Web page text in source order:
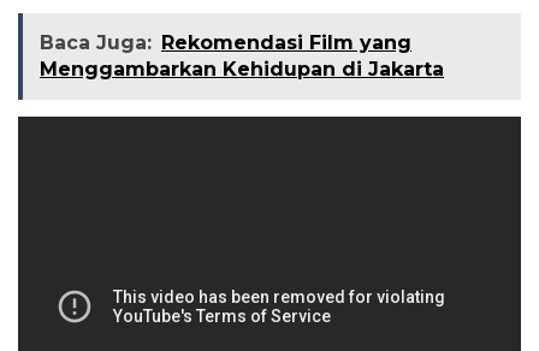
Baca Juga: Rekomendasi Film yang
Menggambarkan Kehidupan di Jakarta